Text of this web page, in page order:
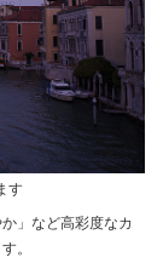
す
」など高彩度なカ
。